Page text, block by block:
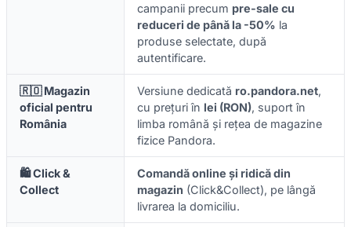
campanii precum pre-sale cu
reduceri de până la -50% la
produse selectate, după
autentificare.
🇷🇴 Magazin
oficial pentru
România
Versiune dedicată ro.pandora.net,
cu prețuri în lei (RON), suport în
limba română și rețea de magazine
fizice Pandora.
🛍️ Click &
Collect
Comandă online și ridică din
magazin (Click&Collect), pe lângă
livrarea la domiciliu.